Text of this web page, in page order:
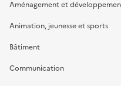
Aménagement et
Animation, jeunesse et sports
Bâtiment
Communication